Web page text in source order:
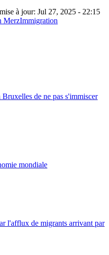
à jour: Jul 27, 2025 - 22:15
MerzImmigration
de ne pas s'immiscer
mondiale
l'afflux de migrants arrivant par